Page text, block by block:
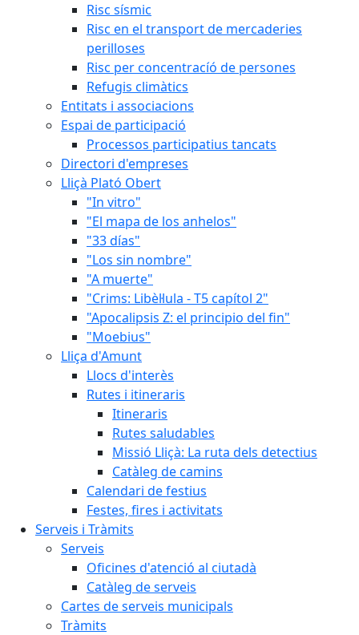
Risc sísmic
Risc en el transport de mercaderies
perilloses
Risc per concentracíó de persones
Refugis climàtics
Entitats i associacions
Espai de participació
Processos participatius tancats
Directori d'empreses
Lliçà Plató Obert
"In vitro"
"El mapa de los anhelos"
"33 días"
"Los sin nombre"
"A muerte"
"Crims: Libèl·lula - T5 capítol 2"
"Apocalipsis Z: el principio del fin"
"Moebius"
Lliça d'Amunt
Llocs d'interès
Rutes i itineraris
Itineraris
Rutes saludables
Missió Lliçà: La ruta dels detectius
Catàleg de camins
Calendari de festius
Festes, fires i activitats
Serveis i Tràmits
Serveis
Oficines d'atenció al ciutadà
Catàleg de serveis
Cartes de serveis municipals
Tràmits